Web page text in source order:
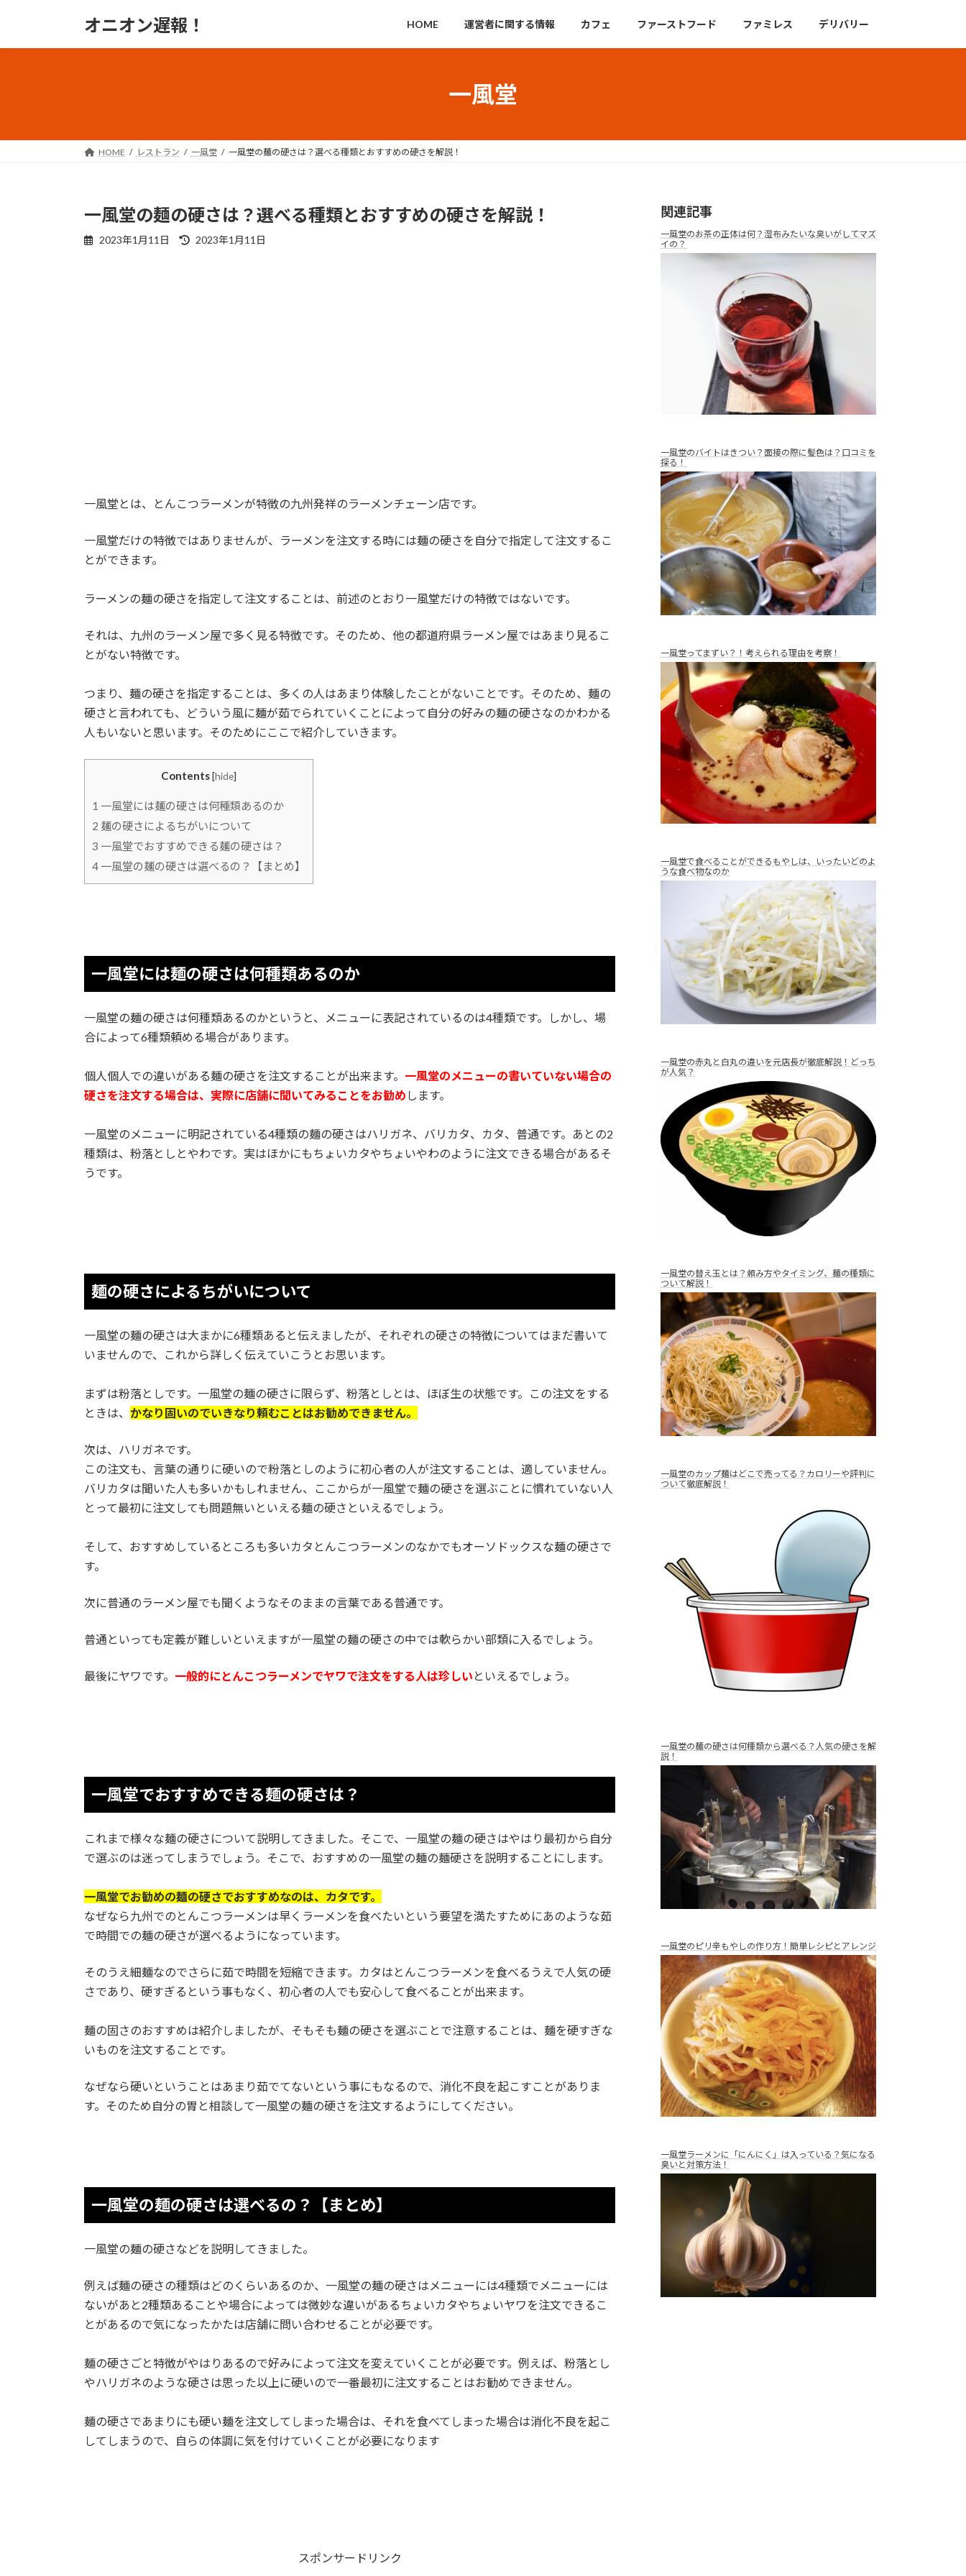
オニオン遅報！ HOME 運営者に関する情報 カフェ ファーストフード ファミレス デリバリー
一風堂
HOME レストラン 一風堂 一風堂の麺の硬さは？選べる種類とおすすめの硬さを解説！
一風堂の麺の硬さは？選べる種類とおすすめの硬さを解説！
2023年1月11日
最
2023年1月11日
一風堂とは、とんこつラーメンが特徴の九州発祥のラーメンチェーン店です。
一風堂だけの特徴ではありませんが、ラーメンを注文する時には麺の硬さを自分で指定して注文するこ
とができます。
ラーメンの麺の硬さを指定して注文することは、前述のとおり一風堂だけの特徴ではないです。
それは、九州のラーメン屋で多く見る特徴です。そのため、他の都道府県ラーメン屋ではあまり見るこ
とがない特徴です。
つまり、麺の硬さを指定することは、多くの人はあまり体験したことがないことです。そのため、麺の
硬さと言われても、どういう風に麺が茹でられていくことによって自分の好みの麺の硬さなのかわかる
人もいないと思います。そのためにここで紹介していきます。
Contents[hide]
1 一風堂には麺の硬さは何種類あるのか
2 麺の硬さによるちがいについて
3 一風堂でおすすめできる麺の硬さは？
4 一風堂の麺の硬さは選べるの？【まとめ】
一風堂には麺の硬さは何種類あるのか
一風堂の麺の硬さは何種類あるのかというと、メニューに表記されているのは4種類です。しかし、場
合によって6種類頼める場合があります。
個人個人での違いがある麺の硬さを注文することが出来ます。 一風堂のメニューの書いていない場合の
硬さを注文する場合は、実際に店舗に聞いてみることをお勧め します。
一風堂のメニューに明記されている4種類の麺の硬さはハリガネ、バリカタ、カタ、普通です。あとの2
種類は、粉落としとやわです。実はほかにもちょいカタやちょいやわのように注文できる場合があるそ
うです。
麺の硬さによるちがいについて
一風堂の麺の硬さは大まかに6種類あると伝えましたが、それぞれの硬さの特徴についてはまだ書いて
いませんので、これから詳しく伝えていこうとお思います。
まずは粉落としです。一風堂の麺の硬さに限らず、粉落としとは、ほぼ生の状態です。この注文をする
ときは、 かなり固いのでいきなり頼むことはお勧めできません。
次は、ハリガネです。
この注文も、言葉の通りに硬いので粉落としのように初心者の人が注文することは、適していません。
バリカタは聞いた人も多いかもしれません、ここからが一風堂で麺の硬さを選ぶことに慣れていない人
とって最初に注文しても問題無いといえる麺の硬さといえるでしょう。
そして、おすすめしているところも多いカタとんこつラーメンのなかでもオーソドックスな麺の硬さで
す。
次に普通のラーメン屋でも聞くようなそのままの言葉である普通です。
普通といっても定義が難しいといえますが一風堂の麺の硬さの中では軟らかい部類に入るでしょう。
最後にヤワです。 一般的にとんこつラーメンでヤワで注文をする人は珍しい といえるでしょう。
一風堂でおすすめできる麺の硬さは？
これまで様々な麺の硬さについて説明してきました。そこで、一風堂の麺の硬さはやはり最初から自分
で選ぶのは迷ってしまうでしょう。そこで、おすすめの一風堂の麺の麺硬さを説明することにします。
一風堂でお勧めの麺の硬さでおすすめなのは、カタです。
なぜなら九州でのとんこつラーメンは早くラーメンを食べたいという要望を満たすためにあのような茹
で時間での麺の硬さが選べるようになっています。
そのうえ細麺なのでさらに茹で時間を短縮できます。カタはとんこつラーメンを食べるうえで人気の硬
さであり、硬すぎるという事もなく、初心者の人でも安心して食べることが出来ます。
麺の固さのおすすめは紹介しましたが、そもそも麺の硬さを選ぶことで注意することは、麺を硬すぎな
いものを注文することです。
なぜなら硬いということはあまり茹でてないという事にもなるので、消化不良を起こすことがありま
す。そのため自分の胃と相談して一風堂の麺の硬さを注文するようにしてください。
一風堂の麺の硬さは選べるの？【まとめ】
一風堂の麺の硬さなどを説明してきました。
例えば麺の硬さの種類はどのくらいあるのか、一風堂の麺の硬さはメニューには4種類でメニューには
ないがあと2種類あることや場合によっては微妙な違いがあるちょいカタやちょいヤワを注文できるこ
とがあるので気になったかたは店舗に問い合わせることが必要です。
麺の硬さごと特徴がやはりあるので好みによって注文を変えていくことが必要です。例えば、粉落とし
やハリガネのような硬さは思った以上に硬いので一番最初に注文することはお勧めできません。
麺の硬さであまりにも硬い麺を注文してしまった場合は、それを食べてしまった場合は消化不良を起こ
してしまうので、自らの体調に気を付けていくことが必要になります
スポンサードリンク
関連記事
一風堂のお茶の正体は何？湿布みたいな臭いがしてマズ
イの？
一風堂のバイトはきつい？面接の際に髪色は？口コミを
探る！
一風堂ってまずい？！考えられる理由を考察！
一風堂で食べることができるもやしは、いったいどのよ
うな食べ物なのか
一風堂の赤丸と白丸の違いを元店長が徹底解説！どっち
が人気？
一風堂の替え玉とは？頼み方やタイミング、麺の種類に
ついて解説！
一風堂のカップ麺はどこで売ってる？カロリーや評判に
ついて徹底解説！
一風堂の麺の硬さは何種類から選べる？人気の硬さを解
説！
一風堂のピリ辛もやしの作り方！簡単レシピとアレンジ
一風堂ラーメンに「にんにく」は入っている？気になる
臭いと対策方法！